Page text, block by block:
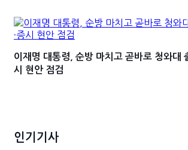
이재명 대통령, 순방 마치고 곧바로 청와대
시 현안 점검
인기기사